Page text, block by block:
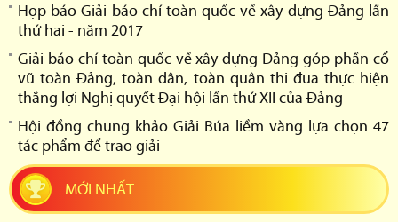
Họp báo Giải báo chí toàn quốc về xây dựng Đảng lần
thứ hai - năm 2017
Giải báo chí toàn quốc về xây dựng Đảng góp phần cổ
vũ toàn Đảng, toàn dân, toàn quân thi đua thực hiện
thắng lợi Nghị quyết Đại hội lần thứ XII của Đảng
Hội đồng chung khảo Giải Búa liềm vàng lựa chọn 47
tác phẩm để trao giải
MỚI NHẤT